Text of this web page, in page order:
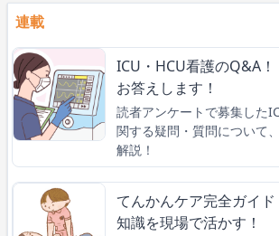
連載
ICU・HCU看護のQ&A
お答えします！
読者アンケートで募集した
関する疑問・質問について
解説！
てんかんケア完全ガイ
知識を現場で活かす！